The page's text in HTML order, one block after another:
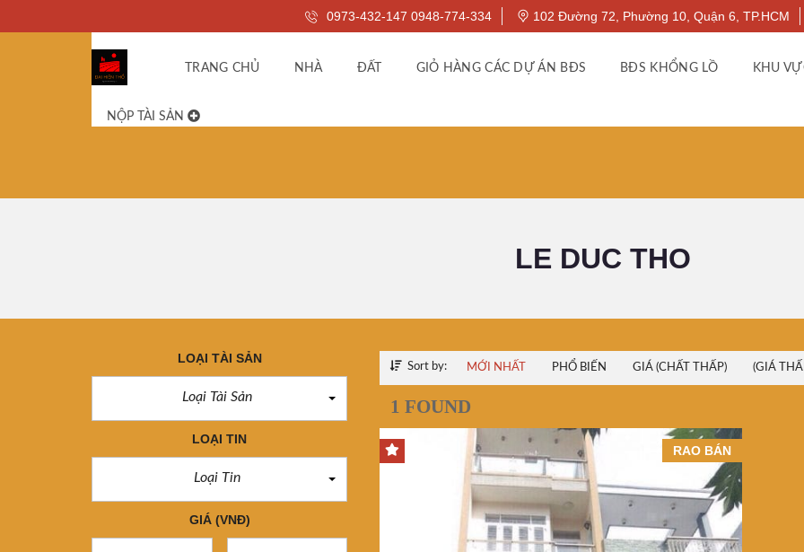
0973-432-147 0948-774-334 102 Đường 72, Phường 10, Quận 6, TP.HCM
TRANG CHỦ NHÀ ĐẤT GIỎ HÀNG CÁC DỰ ÁN BĐS BĐS KHỔNG LỒ KHU
NỘP TÀI SẢN
LE DUC THO
LOẠI TÀI SẢN
Loại Tài Sản
LOẠI TIN
Loại Tin
GIÁ (VNĐ)
Sort by: MỚI NHẤT PHỔ BIẾN GIÁ (CHẤT THẤP) (GIÁ
1 FOUND
RAO BÁN